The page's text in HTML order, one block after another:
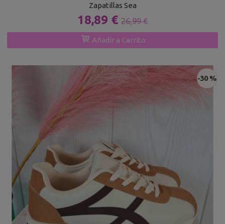
Zapatillas Sea
18,89 € 26,99 €
Añadir a Carrito
-30 %